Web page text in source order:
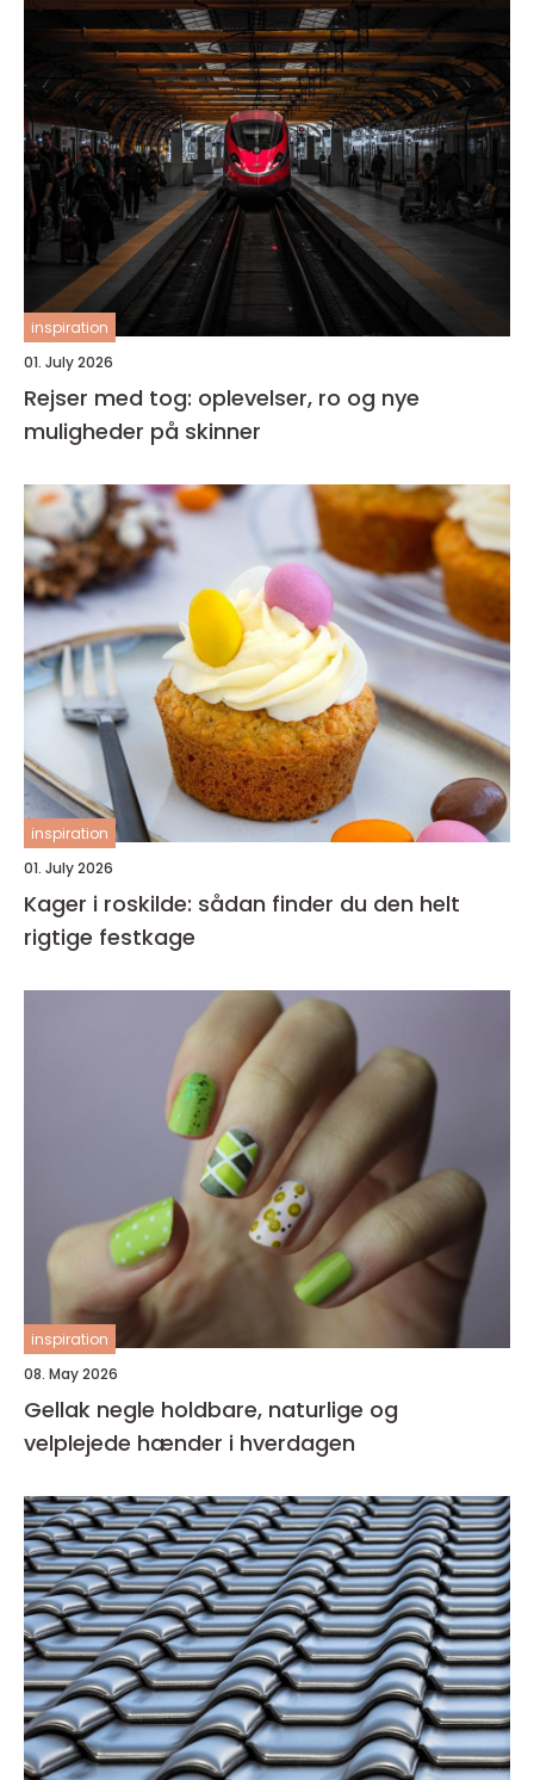
inspiration
01. July 2026
Rejser med tog: oplevelser, ro og nye
muligheder på skinner
inspiration
01. July 2026
Kager i roskilde: sådan finder du den helt
rigtige festkage
inspiration
08. May 2026
Gellak negle holdbare, naturlige og
velplejede hænder i hverdagen